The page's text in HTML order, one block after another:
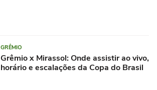
GRÊMIO
Grêmio x Mirassol: Onde assistir ao vivo,
horário e escalações da Copa do Brasil